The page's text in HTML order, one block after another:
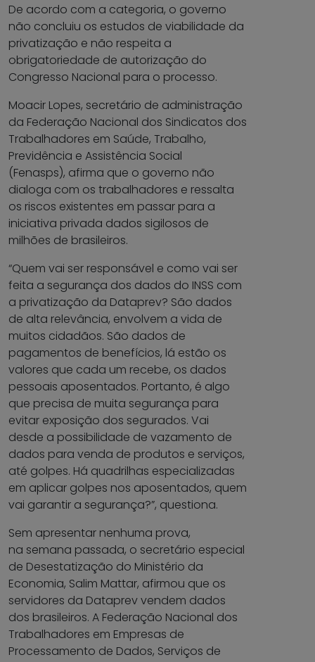
De acordo com a categoria, o governo
não concluiu os estudos de viabilidade da
privatização e não respeita a
obrigatoriedade de autorização do
Congresso Nacional para o processo.
Moacir Lopes, secretário de administração
da Federação Nacional dos Sindicatos dos
Trabalhadores em Saúde, Trabalho,
Previdência e Assistência Social
(Fenasps), afirma que o governo não
dialoga com os trabalhadores e ressalta
os riscos existentes em passar para a
iniciativa privada dados sigilosos de
milhões de brasileiros.
“Quem vai ser responsável e como vai ser
feita a segurança dos dados do INSS com
a privatização da Dataprev? São dados
de alta relevância, envolvem a vida de
muitos cidadãos. São dados de
pagamentos de benefícios, lá estão os
valores que cada um recebe, os dados
pessoais aposentados. Portanto, é algo
que precisa de muita segurança para
evitar exposição dos segurados. Vai
desde a possibilidade de vazamento de
dados para venda de produtos e serviços,
até golpes. Há quadrilhas especializadas
em aplicar golpes nos aposentados, quem
vai garantir a segurança?”, questiona.
Sem apresentar nenhuma prova,
na semana passada, o secretário especial
de Desestatização do Ministério da
Economia, Salim Mattar, afirmou que os
servidores da Dataprev vendem dados
dos brasileiros. A Federação Nacional dos
Trabalhadores em Empresas de
Processamento de Dados, Serviços de